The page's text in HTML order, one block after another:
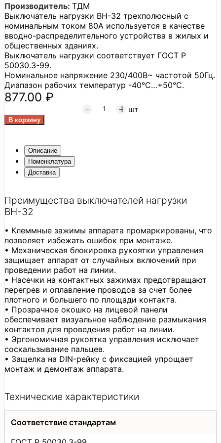
Производитель: ТДМ
Выключатель нагрузки ВН-32 трехполюсный с
номинальным током 80А используется в качестве
вводно-распределительного устройства в жилых и
общественных зданиях.
Выключатель нагрузки соответствует ГОСТ Р
50030.3-99.
Номинальное напряжение 230/400В~ частотой 50Гц.
Диапазон рабочих температур -40°C…+50°C.
877.00 ₽
шт
Описание
Номенклатура
Доставка
Преимущества выключателей нагрузки
ВН-32
• Клеммные зажимы аппарата промаркированы, что
позволяет избежать ошибок при монтаже.
• Механическая блокировка рукоятки управления
защищает аппарат от случайных включений при
проведении работ на линии.
• Насечки на контактных зажимах предотвращают
перегрев и оплавление проводов за счет более
плотного и большего по площади контакта.
• Прозрачное окошко на лицевой панели
обеспечивает визуальное наблюдение размыкания
контактов для проведения работ на линии.
• Эргономичная рукоятка управления исключает
соскальзывание пальцев.
• Защелка на DIN-рейку с фиксацией упрощает
монтаж и демонтаж аппарата.
Технические характеристики
Соответствие стандартам